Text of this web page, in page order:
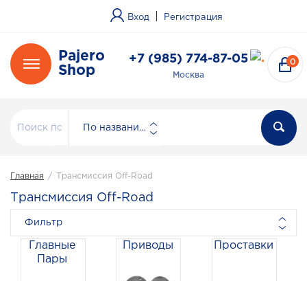
Вход Регистрация
Pajero
Shop
+7 (985) 774-87-05
Москва
0
По названию
Фильтр
Главная / Трансмиссия Off-Road
Трансмиссия Off-Road
Главные
Пары
Приводы Проставки